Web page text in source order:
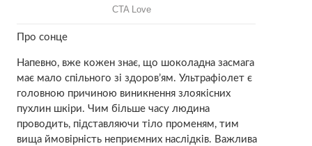
Про сонце
Напевно, вже кожен знає, що шоколадна засмага
має мало спільного зі здоров’ям. Ультрафіолет є
головною причиною виникнення злоякісних
пухлин шкіри. Чим більше часу людина
проводить, підставляючи тіло променям, тим
вища ймовірність неприємних наслідків. Важлива